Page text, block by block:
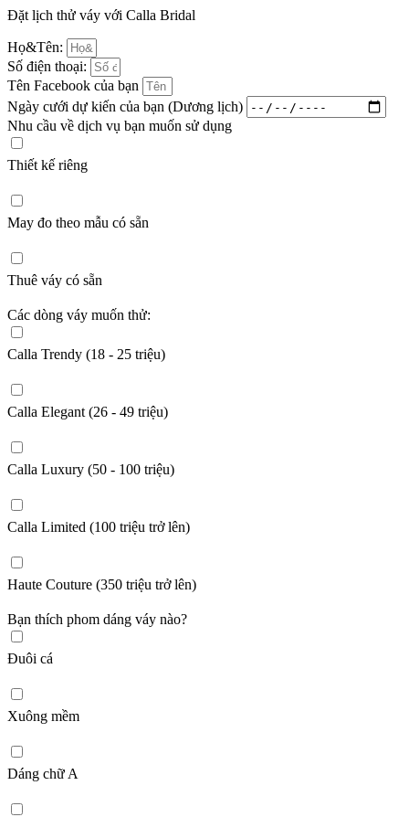
Đặt lịch thử váy với Calla Bridal
Họ&Tên:
Số điện thoại:
Tên Facebook của bạn
Ngày cưới dự kiến của bạn (Dương lịch)
Nhu cầu về dịch vụ bạn muốn sử dụng
Thiết kế riêng
May đo theo mẫu có sẵn
Thuê váy có sẵn
Các dòng váy muốn thử:
Calla Trendy (18 - 25 triệu)
Calla Elegant (26 - 49 triệu)
Calla Luxury (50 - 100 triệu)
Calla Limited (100 triệu trở lên)
Haute Couture (350 triệu trở lên)
Bạn thích phom dáng váy nào?
Đuôi cá
Xuông mềm
Dáng chữ A